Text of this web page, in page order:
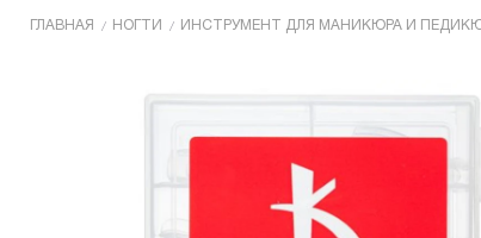
ГЛАВНАЯ НОГТИ ИНCТРУМЕНТ ДЛЯ МАНИКЮРА И